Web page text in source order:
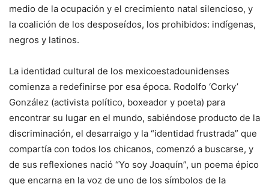
medio de la ocupación y el crecimiento natal silencioso, y
la coalición de los desposeídos, los prohibidos: indígenas,
negros y latinos.
La identidad cultural de los mexicoestadounidenses
comienza a redefinirse por esa época. Rodolfo ‘Corky’
González (activista político, boxeador y poeta) para
encontrar su lugar en el mundo, sabiéndose producto de la
discriminación, el desarraigo y la “identidad frustrada” que
compartía con todos los chicanos, comenzó a buscarse, y
de sus reflexiones nació “Yo soy Joaquín”, un poema épico
que encarna en la voz de uno de los símbolos de la